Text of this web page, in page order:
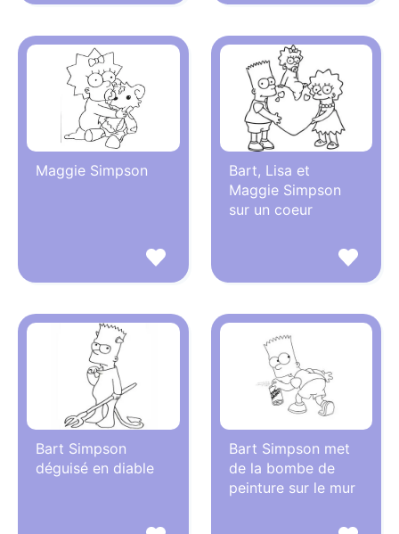
Maggie Simpson
Bart, Lisa et
Maggie Simpson
sur un coeur
Bart Simpson
déguisé en diable
Bart Simpson met
de la bombe de
peinture sur le mur